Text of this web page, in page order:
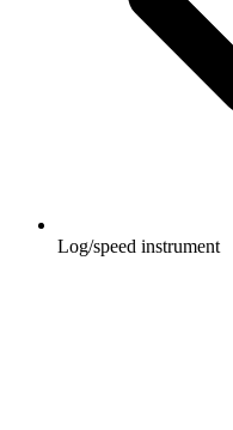
Log/speed instrument